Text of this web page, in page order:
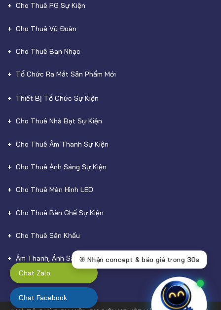
Cho Thuê PG Sự Kiện
Cho Thuê Vũ Đoàn
Cho Thuê Ban Nhạc
Tổ Chức Ra Mắt Sản Phẩm Mới
Thiết Bị Tổ Chức Sự Kiện
Cho Thuê Nhà Bạt Sự Kiện
Cho Thuê Âm Thanh Sự Kiện
Cho Thuê Ánh Sáng Sự Kiện
Cho Thuê Màn Hình LED
Cho Thuê Bàn Ghế Sự Kiện
Cho Thuê Sân Khấu
Âm Thanh, Ánh Sáng
Chat Zalo
Chat Facebook